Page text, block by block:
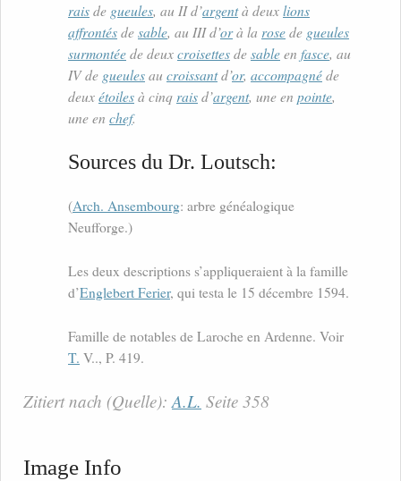
raisde gueules, au II d’argentà deuxlions
affrontésdesable, au III d’orà la rosede gueules
surmontéede deuxcroisettesdesableen fasce, au
IV de gueulesau croissantd’or, accompagnéde
deuxétoilesà cinqraisd’argent, une en pointe,
une en chef.
Sources du Dr. Loutsch:
(Arch. Ansembourg: arbre généalogique
Neufforge.)
Les deux descriptions s’appliqueraient à la famille
d’Englebert Ferier, qui testa le 15 décembre 1594.
Famille de notables de Laroche en Ardenne. Voir
T. V.., P. 419.
Zitiert nach (Quelle):A.L. Seite 358
Image Info